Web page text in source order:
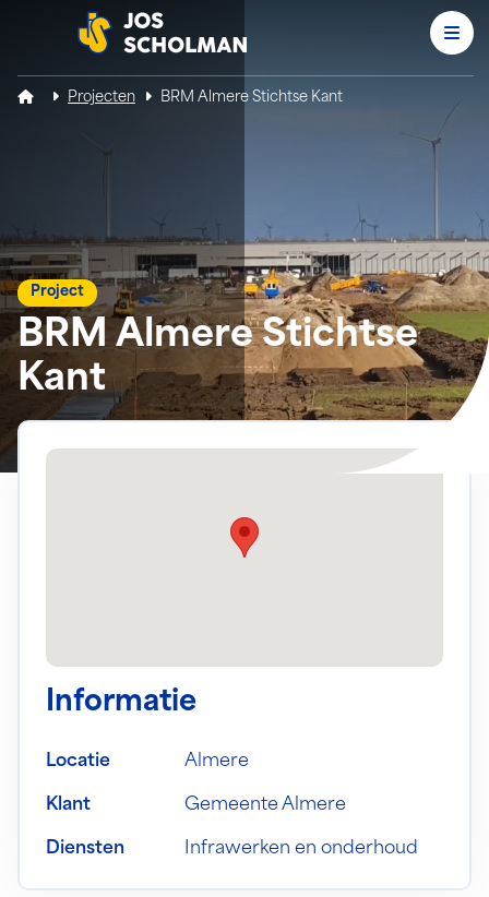
Projecten BRM Almere Stichtse Kant
BRM Almere Stichtse
Kant
Project
Informatie
Locatie Almere
Klant Gemeente Almere
Diensten Infrawerken en onderhoud